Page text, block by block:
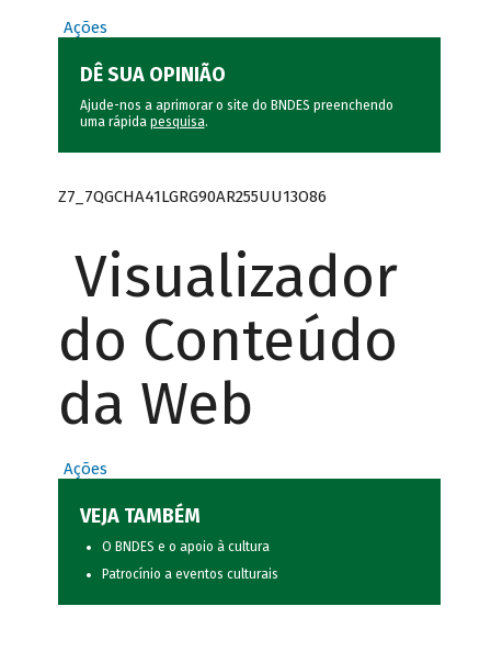
Ações
DÊ SUA OPINIÃO
Ajude-nos a aprimorar o site do BNDES preenchendo
uma rápida pesquisa.
Z7_7QGCHA41LGRG90AR255UU13O86
Visualizador
do Conteúdo
da Web
Ações
VEJA TAMBÉM
O BNDES e o apoio à cultura
Patrocínio a eventos culturais